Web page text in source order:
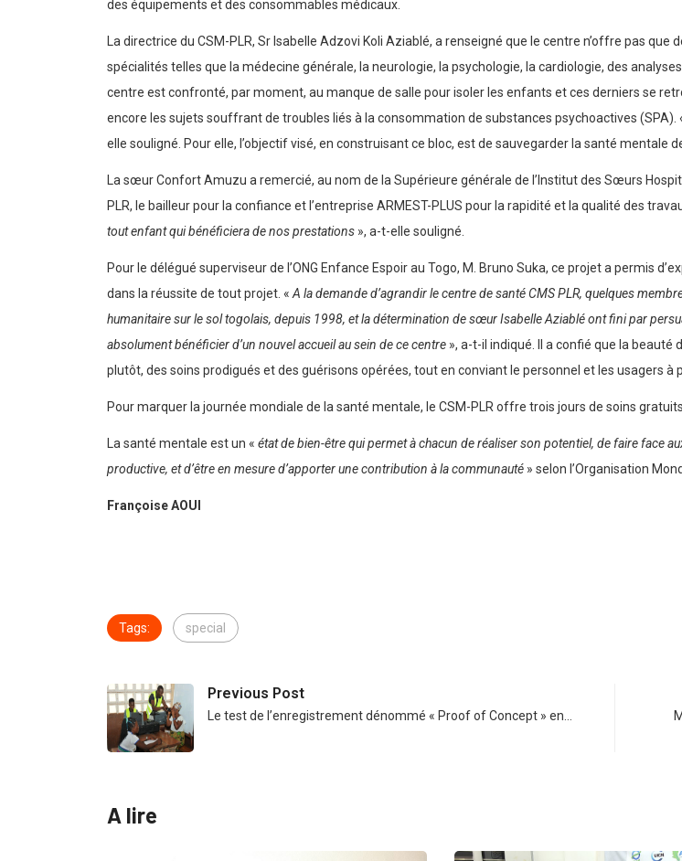
des équipements et des consommables médicaux.
La directrice du CSM-PLR, Sr Isabelle Adzovi Koli Aziablé, a renseigné que le centre n’offre pas
spécialités telles que la médecine générale, la neurologie, la psychologie, la cardiologie, des
centre est confronté, par moment, au manque de salle pour isoler les enfants et ces derniers se
encore les sujets souffrant de troubles liés à la consommation de substances psychoactives (SPA).
elle souligné. Pour elle, l’objectif visé, en construisant ce bloc, est de sauvegarder la santé mentale
La sœur Confort Amuzu a remercié, au nom de la Supérieure générale de l’Institut des Sœurs
PLR, le bailleur pour la confiance et l’entreprise ARMEST-PLUS pour la rapidité et la qualité des
tout enfant qui bénéficiera de nos prestations », a-t-elle souligné.
Pour le délégué superviseur de l’ONG Enfance Espoir au Togo, M. Bruno Suka, ce projet a permis
dans la réussite de tout projet. « A la demande d’agrandir le centre de santé CMS PLR, quelques
humanitaire sur le sol togolais, depuis 1998, et la détermination de sœur Isabelle Aziablé ont fini par
absolument bénéficier d’un nouvel accueil au sein de ce centre », a-t-il indiqué. Il a confié que la beauté
plutôt, des soins prodigués et des guérisons opérées, tout en conviant le personnel et les usagers à
Pour marquer la journée mondiale de la santé mentale, le CSM-PLR offre trois jours de soins
La santé mentale est un « état de bien-être qui permet à chacun de réaliser son potentiel, de faire face
productive, et d’être en mesure d’apporter une contribution à la communauté » selon l’Organisation
Françoise AOUI
Tags: special
Previous Post
Le test de l’enregistrement dénommé « Proof of Concept » en…
A lire